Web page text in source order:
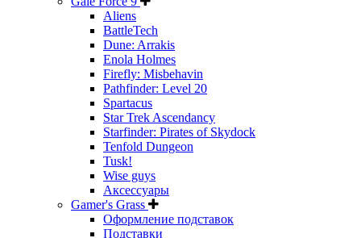
Aliens
BattleTech
Dune: Arrakis
Enola Holmes
Firefly: Misbehavin
Pathfinder: Level 20
Spartacus
Star Trek Ascendancy
Starfinder: Pirates of Skydock
Tenfold Dungeon
Tusk!
Wise guys
Аксессуары
Gamer's Grass
Оформление подставок
Подставки